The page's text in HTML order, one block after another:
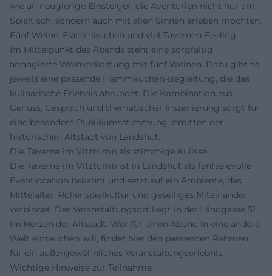
wie an neugierige Einsteiger, die Aventurien nicht nur am
Spieltisch, sondern auch mit allen Sinnen erleben möchten.
Fünf Weine, Flammkuchen und viel Tavernen-Feeling
Im Mittelpunkt des Abends steht eine sorgfältig
arrangierte Weinverkostung mit fünf Weinen. Dazu gibt es
jeweils eine passende Flammkuchen-Begleitung, die das
kulinarische Erlebnis abrundet. Die Kombination aus
Genuss, Gespräch und thematischer Inszenierung sorgt für
eine besondere Publikumsstimmung inmitten der
historischen Altstadt von Landshut.
Die Taverne im Vitztumb als stimmige Kulisse
Die Taverne im Vitztumb ist in Landshut als fantasievolle
Eventlocation bekannt und setzt auf ein Ambiente, das
Mittelalter, Rollenspielkultur und geselliges Miteinander
verbindet. Der Veranstaltungsort liegt in der Ländgasse 51
im Herzen der Altstadt. Wer für einen Abend in eine andere
Welt eintauchen will, findet hier den passenden Rahmen
für ein außergewöhnliches Veranstaltungserlebnis.
Wichtige Hinweise zur Teilnahme